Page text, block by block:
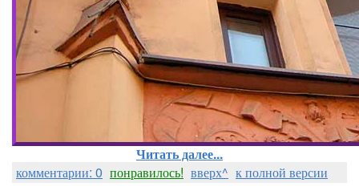
Читать далее...
комментарии: 0 понравилось! вверх^ к полной версии